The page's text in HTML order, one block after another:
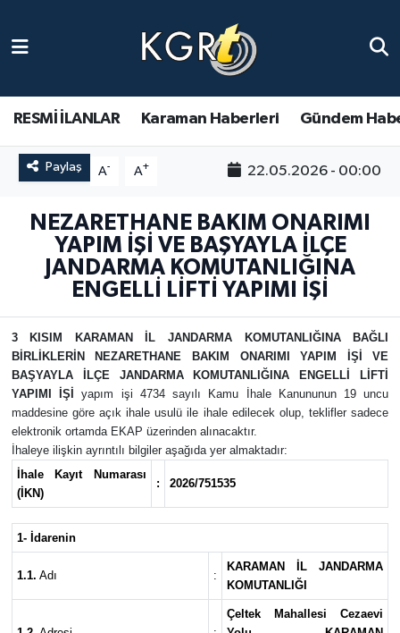
RESMİ İLANLAR Karaman Haberleri Gündem
Paylaş A- A+ 22.05.2026 - 00:00
NEZARETHANE BAKIM ONARIMI
YAPIM İŞİ VE BAŞYAYLA İLÇE
JANDARMA KOMUTANLIĞINA
ENGELLİ LİFTİ YAPIMI İŞİ
3 KISIM KARAMAN İL JANDARMA KOMUTANLIĞINA BAĞLI
BİRLİKLERİN NEZARETHANE BAKIM ONARIMI YAPIM İŞİ VE
BAŞYAYLA İLÇE JANDARMA KOMUTANLIĞINA ENGELLİ LİFTİ
YAPIMI İŞİ
yapım işi 4734 sayılı Kamu İhale Kanununun 19 uncu
maddesine göre açık ihale usulü ile ihale edilecek olup, teklifler sadece
elektronik ortamda EKAP üzerinden alınacaktır.
İhaleye ilişkin ayrıntılı bilgiler aşağıda yer almaktadır:
İhale Kayıt Numarası
(İKN)
: 2026/751535
1- İdarenin
1.1. Adı :
KARAMAN İL JANDARMA
KOMUTANLIĞI
Çeltek Mahallesi Cezaevi
Gündem Haberleri
Güncel Haberler
Asayiş Haberleri
Ulusal Haberler
Vefat Edenler